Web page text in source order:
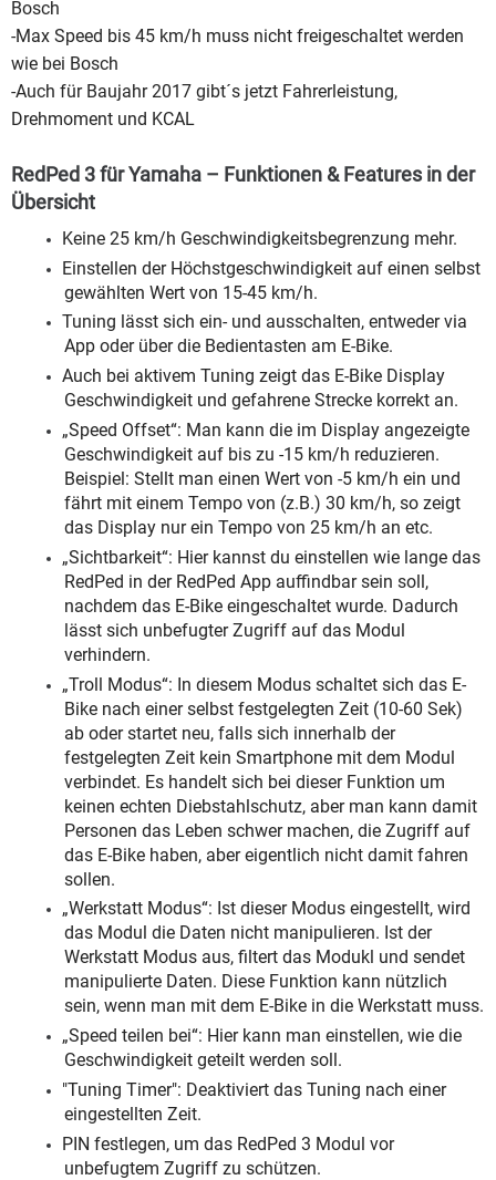
Bosch
-Max Speed bis 45 km/h muss nicht freigeschaltet werden
wie bei Bosch
-Auch für Baujahr 2017 gibt´s jetzt Fahrerleistung,
Drehmoment und KCAL
RedPed 3 für Yamaha – Funktionen & Features in der
Übersicht
Keine 25 km/h Geschwindigkeitsbegrenzung mehr.
Einstellen der Höchstgeschwindigkeit auf einen selbst
gewählten Wert von 15-45 km/h.
Tuning lässt sich ein- und ausschalten, entweder via
App oder über die Bedientasten am E-Bike.
Auch bei aktivem Tuning zeigt das E-Bike Display
Geschwindigkeit und gefahrene Strecke korrekt an.
„Speed Offset“: Man kann die im Display angezeigte
Geschwindigkeit auf bis zu -15 km/h reduzieren.
Beispiel: Stellt man einen Wert von -5 km/h ein und
fährt mit einem Tempo von (z.B.) 30 km/h, so zeigt
das Display nur ein Tempo von 25 km/h an etc.
„Sichtbarkeit“: Hier kannst du einstellen wie lange das
RedPed in der RedPed App auffindbar sein soll,
nachdem das E-Bike eingeschaltet wurde. Dadurch
lässt sich unbefugter Zugriff auf das Modul
verhindern.
„Troll Modus“: In diesem Modus schaltet sich das E-
Bike nach einer selbst festgelegten Zeit (10-60 Sek)
ab oder startet neu, falls sich innerhalb der
festgelegten Zeit kein Smartphone mit dem Modul
verbindet. Es handelt sich bei dieser Funktion um
keinen echten Diebstahlschutz, aber man kann damit
Personen das Leben schwer machen, die Zugriff auf
das E-Bike haben, aber eigentlich nicht damit fahren
sollen.
„Werkstatt Modus“: Ist dieser Modus eingestellt, wird
das Modul die Daten nicht manipulieren. Ist der
Werkstatt Modus aus, filtert das Modukl und sendet
manipulierte Daten. Diese Funktion kann nützlich
sein, wenn man mit dem E-Bike in die Werkstatt muss.
„Speed teilen bei“: Hier kann man einstellen, wie die
Geschwindigkeit geteilt werden soll.
"Tuning Timer": Deaktiviert das Tuning nach einer
eingestellten Zeit.
PIN festlegen, um das RedPed 3 Modul vor
unbefugtem Zugriff zu schützen.